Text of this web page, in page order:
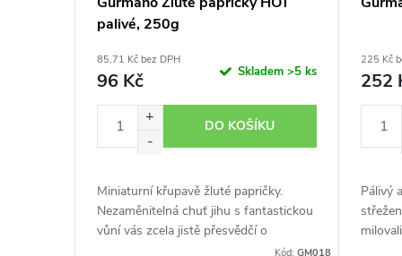
palivé, 250g
85,71 Kč bez DPH
96 Kč Skladem>5 ks
DO KOŠÍKU
Miniaturní křupavě žluté papričky.
Nezaměnitelná chuť jihu s fantastickou
vůní vás zcela jistě přesvědčí o
Kód:GM018
225 Kč
252
Pálivý